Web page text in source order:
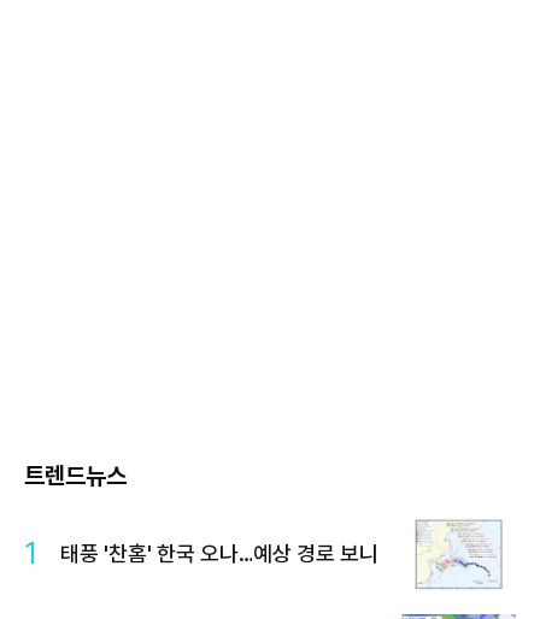
트렌드뉴스
1 태풍 '찬홈' 한국 오나…예상 경로 보니